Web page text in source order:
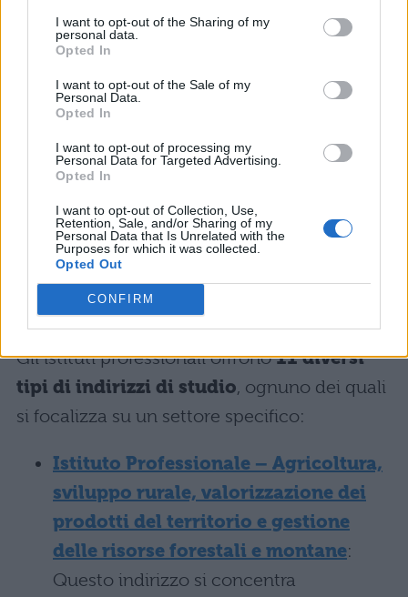
I want to opt-out of the Sharing of my
personal data.
Opted In
I want to opt-out of the Sale of my
Personal Data.
Opted In
I want to opt-out of processing my
Personal Data for Targeted Advertising.
Opted In
I want to opt-out of Collection, Use,
Retention, Sale, and/or Sharing of my
Personal Data that Is Unrelated with the
Purposes for which it was collected.
Opted Out
CONFIRM
Cosa sono gli istituti
professionali e quanti tipi ce
ne sono?
istituti professionali
superiori che si concentrano sulla
formazione professionale
e sulla
preparazione degli studenti per l’
diretto nel mondo del lavoro. Queste
scuole offrono un’educazione pratica e
orientata alla professione, combinata con
una formazione teorica di base.
Gli istituti professionali offrono11 diversi
tipi di indirizzi di studio, ognuno dei quali
si focalizza su un settore specifico:
Istituto Professionale – Agricoltura,
sviluppo rurale, valorizzazione dei
prodotti del territorio e gestione
delle risorse forestali e montane:
Questo indirizzo si concentra